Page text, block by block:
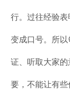
行。过往经验表
变成口号。所
证、听取大家
要，不能让有些